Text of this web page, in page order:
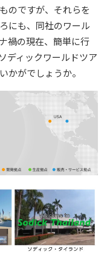
のですが、それらを
にも、同社のワール
禍の現在、簡単に行
ディックワールドツア
かがでしょうか。